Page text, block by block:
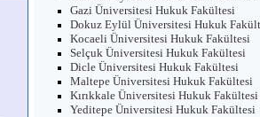
Gazi Üniversitesi Hukuk Fakültesi
Dokuz Eylül Üniversitesi Hukuk
Kocaeli Üniversitesi Hukuk Fakültesi
Selçuk Üniversitesi Hukuk Fakültesi
Dicle Üniversitesi Hukuk Fakültesi
Maltepe Üniversitesi Hukuk Fakültesi
Kırıkkale Üniversitesi Hukuk Fakültesi
Yeditepe Üniversitesi Hukuk Fakültesi